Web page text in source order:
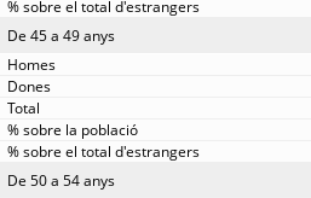
De 45 a 49 anys
De 50 a 54 anys